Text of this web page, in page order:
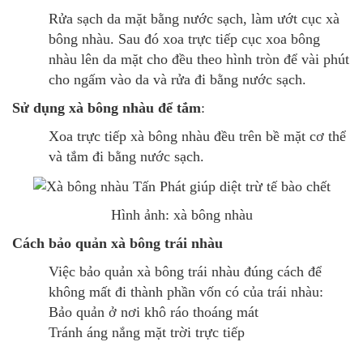
Rửa sạch da mặt bằng nước sạch, làm ướt cục xà
bông nhàu. Sau đó xoa trực tiếp cục xoa bông
nhàu lên da mặt cho đều theo hình tròn để vài phút
cho ngấm vào da và rửa đi bằng nước sạch.
Sử dụng xà bông nhàu để tắm:
Xoa trực tiếp xà bông nhàu đều trên bề mặt cơ thể
và tắm đi bằng nước sạch.
Hình ảnh: xà bông nhàu
Cách bảo quản xà bông trái nhàu
Việc bảo quản xà bông trái nhàu đúng cách để
không mất đi thành phần vốn có của trái nhàu:
Bảo quản ở nơi khô ráo thoáng mát
Tránh áng nắng mặt trời trực tiếp